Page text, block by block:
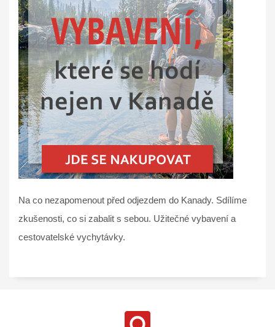
Na co nezapomenout před odjezdem do Kanady. Sdílíme
zkušenosti, co si zabalit s sebou. Užitečné vybavení a
cestovatelské vychytávky.